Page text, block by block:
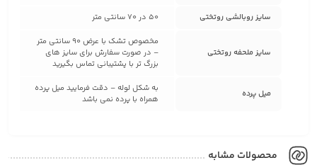
سایز روبالشی روتختی
50 در 70 سانتی متر
سایز ملحفه روتختی
مخصوص تشک با عرض 90 سانتی متر
– در صورت سفارش برای سایز های
بزرگ تر با پشتیبانی تماس بگیرید
میل پرده
به شکل لوله – دقت فرمایید میل پرده
همراه با پرده نمی باشد
محصولات مشابه